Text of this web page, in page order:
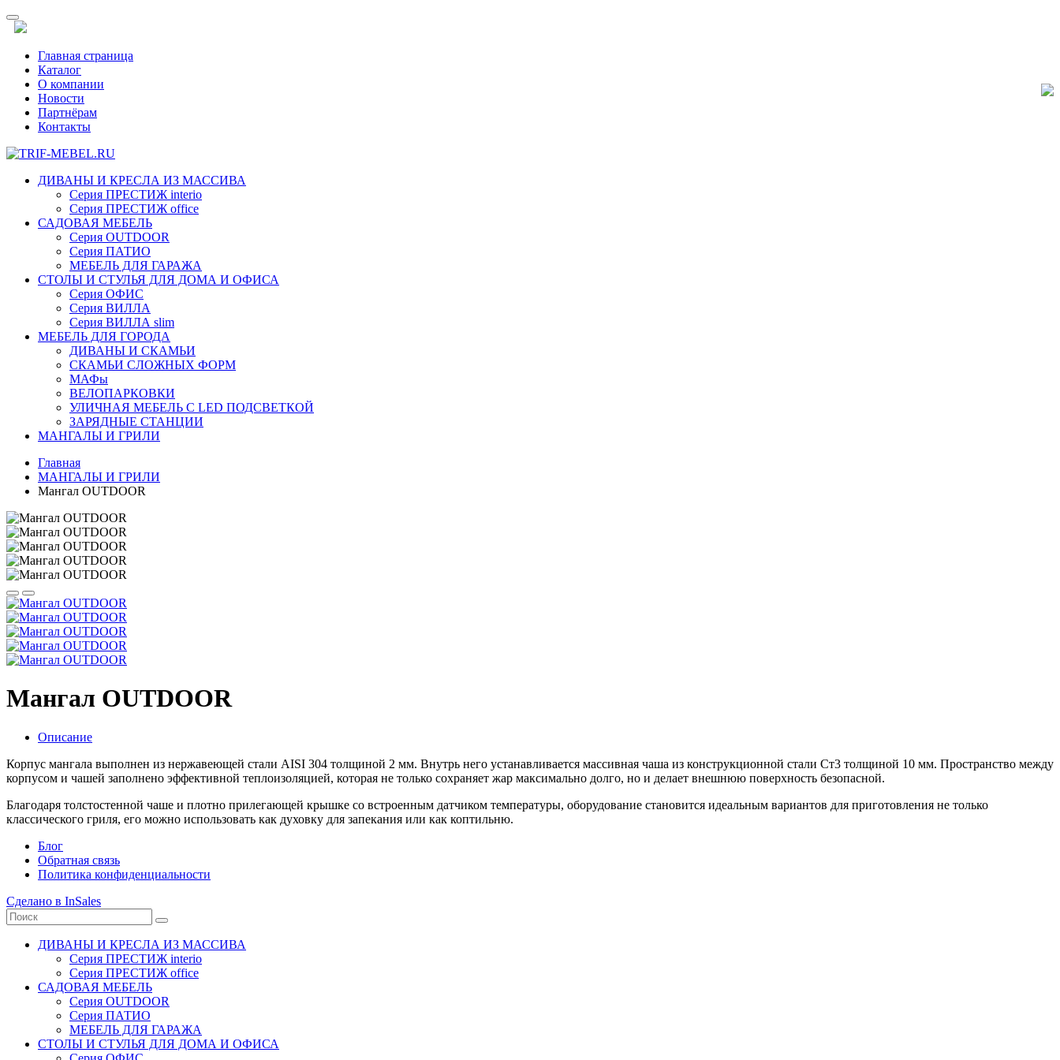
Главная страница
Каталог
О компании
Новости
Партнёрам
Контакты
ДИВАНЫ И КРЕСЛА ИЗ МАССИВА
Серия ПРЕСТИЖ interio
Серия ПРЕСТИЖ office
САДОВАЯ МЕБЕЛЬ
Серия OUTDOOR
Серия ПАТИО
МЕБЕЛЬ ДЛЯ ГАРАЖА
СТОЛЫ И СТУЛЬЯ ДЛЯ ДОМА И ОФИСА
Серия ОФИС
Серия ВИЛЛА
Серия ВИЛЛА slim
МЕБЕЛЬ ДЛЯ ГОРОДА
ДИВАНЫ И СКАМЬИ
СКАМЬИ СЛОЖНЫХ ФОРМ
МАФы
ВЕЛО­ПАРКОВКИ
УЛИЧНАЯ МЕБЕЛЬ С LED ПОДСВЕТКОЙ
ЗАРЯДНЫЕ СТАНЦИИ
МАНГАЛЫ И ГРИЛИ
Главная
МАНГАЛЫ И ГРИЛИ
Мангал OUTDOOR
Мангал OUTDOOR
Описание
Корпус мангала выполнен из нержавеющей стали AISI 304 толщиной 2 мм. Внутрь него устанавливается массивная чаша из конструкционной стали Ст3 толщиной 10 мм. Пространство между
корпусом и чашей заполнено эффективной теплоизоляцией, которая не только сохраняет жар максимально долго, но и делает внешнюю поверхность безопасной.
Благодаря толстостенной чаше и плотно прилегающей крышке со встроенным датчиком температуры, оборудование становится идеальным вариантов для приготовления не только
классического гриля, его можно использовать как духовку для запекания или как коптильню.
Блог
Обратная связь
Политика конфиденциальности
Сделано в InSales
ДИВАНЫ И КРЕСЛА ИЗ МАССИВА
Серия ПРЕСТИЖ interio
Серия ПРЕСТИЖ office
САДОВАЯ МЕБЕЛЬ
Серия OUTDOOR
Серия ПАТИО
МЕБЕЛЬ ДЛЯ ГАРАЖА
СТОЛЫ И СТУЛЬЯ ДЛЯ ДОМА И ОФИСА